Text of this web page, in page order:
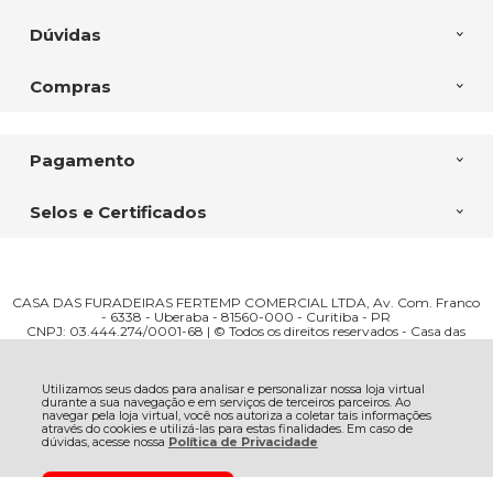
Utilizamos seus dados para analisar e personalizar nossa loja virtual
durante a sua navegação e em serviços de terceiros parceiros. Ao
navegar pela loja virtual, você nos autoriza a coletar tais informações
através do cookies e utilizá-las para estas finalidades. Em caso de
dúvidas, acesse nossa Política de Privacidade
Dúvidas
Compras
Pagamento
Selos e Certificados
CASA DAS FURADEIRAS FERTEMP COMERCIAL LTDA, Av. Com. Franco
- 6338 - Uberaba - 81560-000 - Curitiba - PR
CNPJ: 03.444.274/0001-68 | © Todos os direitos reservados - Casa das